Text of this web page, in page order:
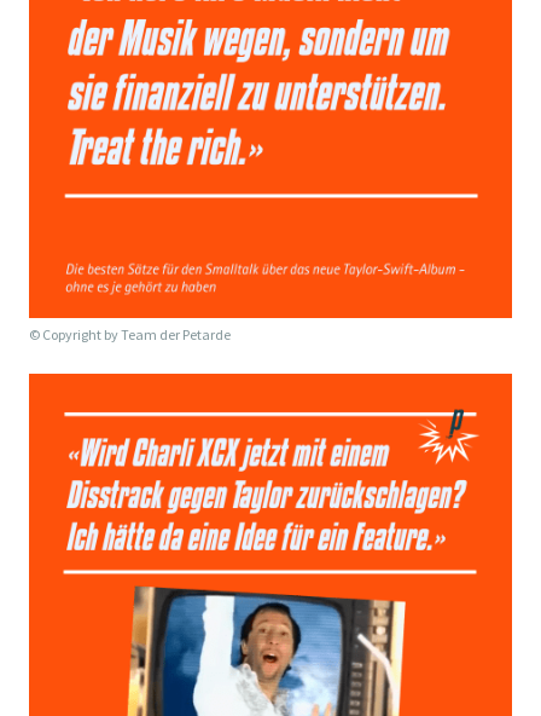
© Copyright byTeam der Petarde